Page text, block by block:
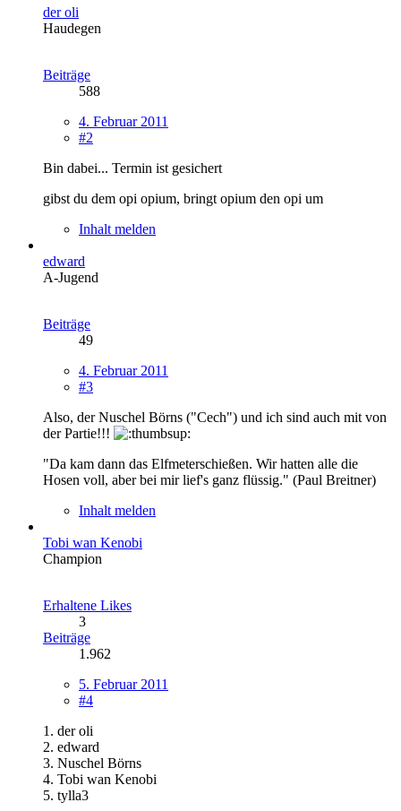
der oli
Haudegen
Beiträge
588
4. Februar 2011
#2
Bin dabei... Termin ist gesichert
gibst du dem opi opium, bringt opium den opi um
Inhalt melden
edward
A-Jugend
Beiträge
49
4. Februar 2011
#3
Also, der Nuschel Börns ("Cech") und ich sind auch mit von
der Partie!!!
"Da kam dann das Elfmeterschießen. Wir hatten alle die
Hosen voll, aber bei mir lief's ganz flüssig." (Paul Breitner)
Inhalt melden
Tobi wan Kenobi
Champion
Erhaltene Likes
3
Beiträge
1.962
5. Februar 2011
#4
1. der oli
2. edward
3. Nuschel Börns
4. Tobi wan Kenobi
5. tylla3